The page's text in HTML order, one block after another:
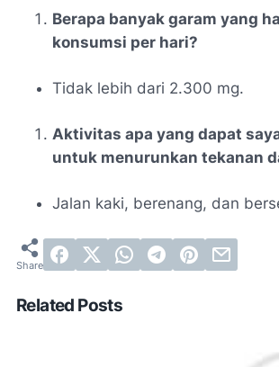
Berapa banyak garam yang
konsumsi per hari?
Tidak lebih dari 2.300 mg.
Aktivitas apa yang dapat
untuk menurunkan tekanan
Jalan kaki, berenang, dan
Related Posts